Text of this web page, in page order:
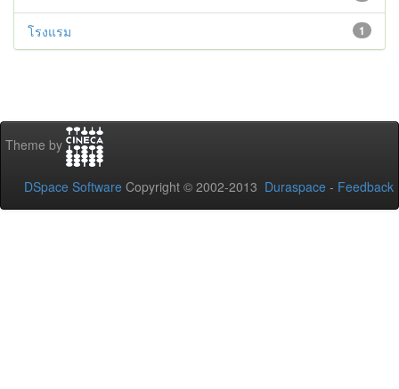
1
โรงแรม
Theme by
DSpace Software Copyright © 2002-2013 Duraspace - Feedback